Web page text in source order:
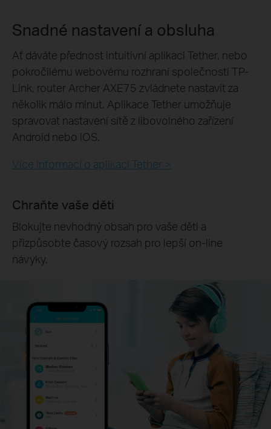
Snadné nastavení a obsluha
Ať dáváte přednost intuitivní aplikaci Tether, nebo
pokročilému webovému rozhraní společnosti TP-
Link, router Archer AXE75 zvládnete nastavit za
několik málo minut. Aplikace Tether umožňuje
spravovat nastavení sítě z libovolného zařízení
Android nebo iOS.
Více informací o aplikaci Tether >
Chraňte vaše děti
Blokujte nevhodný obsah pro vaše děti a
přizpůsobte časový rozsah pro lepší on-line
návyky.